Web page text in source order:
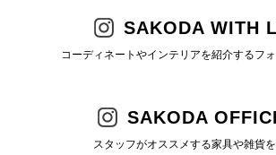
SAKODA WITH
コーディネートやインテリアを紹介するフ
SAKODA
スタッフがオススメする家具や雑貨